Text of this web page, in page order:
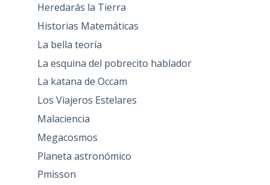
Heredarás la Tierra
Historias Matemáticas
La bella teoría
La esquina del pobrecito hablador
La katana de Occam
Los Viajeros Estelares
Malaciencia
Megacosmos
Planeta astronómico
Pmisson